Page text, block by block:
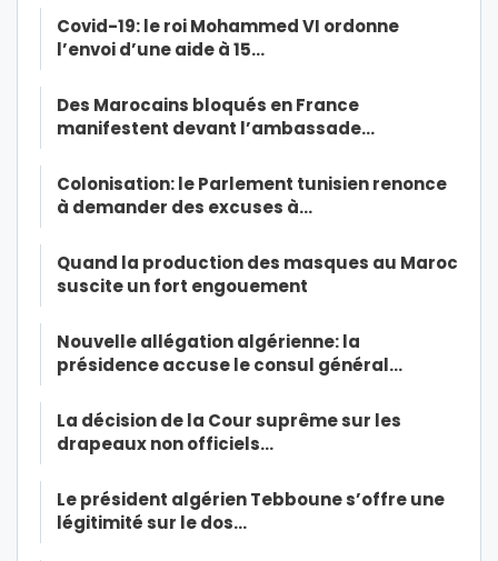
Covid-19: le roi Mohammed VI ordonne
l’envoi d’une aide à 15…
Des Marocains bloqués en France
manifestent devant l’ambassade…
Colonisation: le Parlement tunisien renonce
à demander des excuses à…
Quand la production des masques au Maroc
suscite un fort engouement
Nouvelle allégation algérienne: la
présidence accuse le consul général…
La décision de la Cour suprême sur les
drapeaux non officiels…
Le président algérien Tebboune s’offre une
légitimité sur le dos…